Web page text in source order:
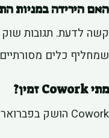
האם הירידה במניות
שמחליף כלים
מתי Cowork זמין?
Cowork הושק בפברואר 2026 והוא זמין כעת. גרסת ה-Enterprise דורשת תהליך הצטרפות.